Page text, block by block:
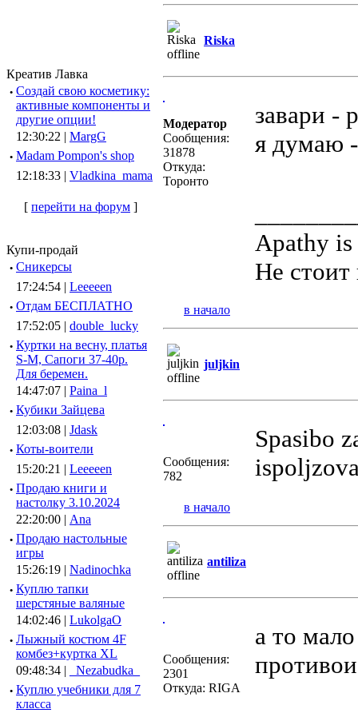
Креатив Лавка
· Создай свою косметику:
активные компоненты и
другие опции!
12:30:22 | MargG
· Madam Pompon's shop
12:18:33 | Vladkina_mama
[ перейти на форум ]
Купи-продай
· Сникерсы
17:24:54 | Leeeeen
· Отдам БЕСПЛАТНО
17:52:05 | double_lucky
· Куртки на весну, платья
S-M, Сапоги 37-40р.
Для беремен.
14:47:07 | Paina_l
· Кубики Зайцева
12:03:08 | Jdask
· Коты-воители
15:20:21 | Leeeeen
· Продаю книги и
настолку 3.10.2024
22:20:00 | Ana
· Продаю настольные
игры
15:26:19 | Nadinochka
· Куплю тапки
шерстяные валяные
14:02:46 | LukolgaO
· Лыжный костюм 4F
комбез+куртка XL
09:48:34 |
_Nezabudka_
· Куплю учебники для 7
класса
Riska
Модератор
Сообщения:
31878
Откуда:
Торонто
завари -
я думаю -
Apathy
Не стоит
в начало
juljkin
Сообщения:
782
Spasibo
в начало
antiliza
Сообщения:
2301
Откуда: RIGA
а то